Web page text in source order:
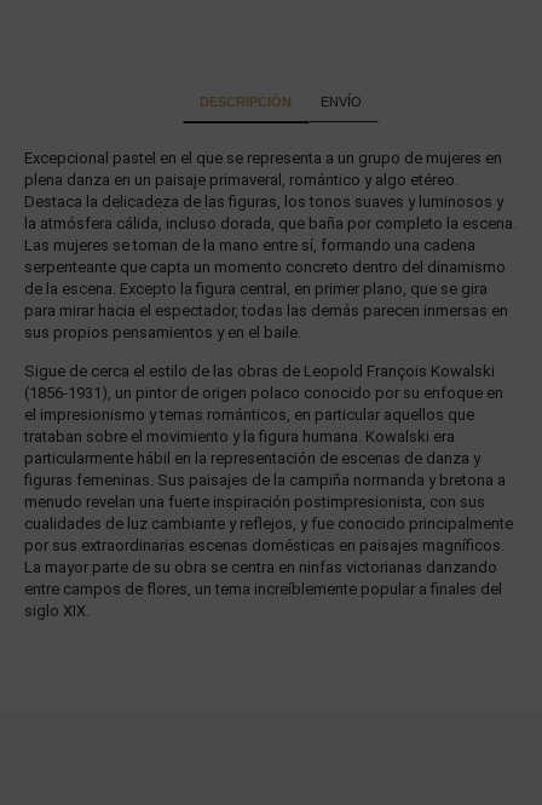
DESCRIPCIÓN ENVÍO
Excepcional pastel en el que se representa a un grupo de mujeres en
plena danza en un paisaje primaveral, romántico y algo etéreo.
Destaca la delicadeza de las figuras, los tonos suaves y luminosos y
la atmósfera cálida, incluso dorada, que baña por completo la escena.
Las mujeres se toman de la mano entre sí, formando una cadena
serpenteante que capta un momento concreto dentro del dinamismo
de la escena. Excepto la figura central, en primer plano, que se gira
para mirar hacia el espectador, todas las demás parecen inmersas en
sus propios pensamientos y en el baile.
Sigue de cerca el estilo de las obras de Leopold François Kowalski
(1856-1931), un pintor de origen polaco conocido por su enfoque en
el impresionismo y temas románticos, en particular aquellos que
trataban sobre el movimiento y la figura humana. Kowalski era
particularmente hábil en la representación de escenas de danza y
figuras femeninas. Sus paisajes de la campiña normanda y bretona a
menudo revelan una fuerte inspiración postimpresionista, con sus
cualidades de luz cambiante y reflejos, y fue conocido principalmente
por sus extraordinarias escenas domésticas en paisajes magníficos.
La mayor parte de su obra se centra en ninfas victorianas danzando
entre campos de flores, un tema increíblemente popular a finales del
siglo XIX.